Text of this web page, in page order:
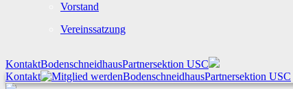
Vorstand
Vereinssatzung
KontaktBodenschneidhausPartnersektion USC
Kontakt
BodenschneidhausPartnersektion USC